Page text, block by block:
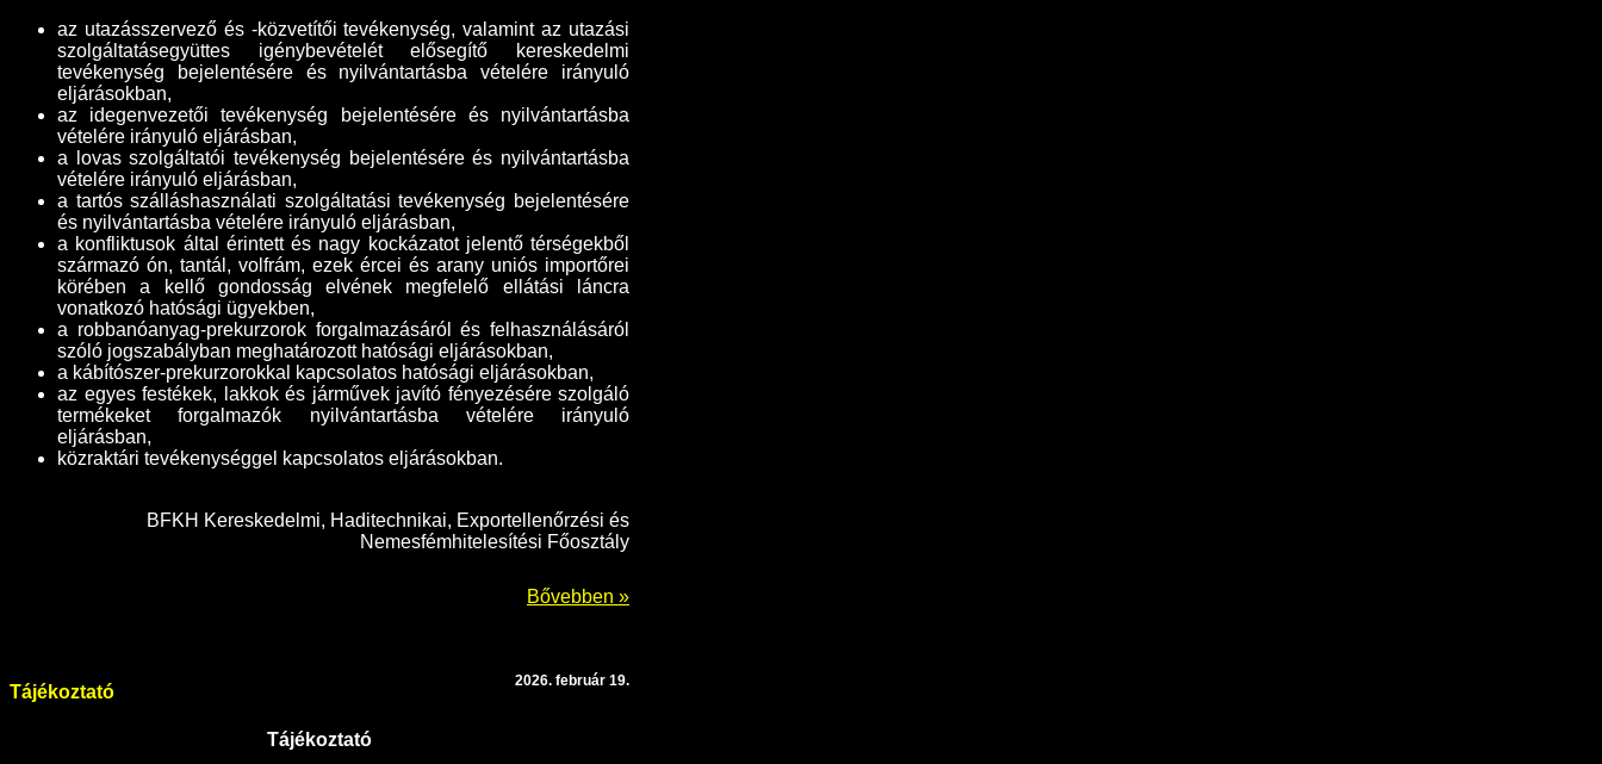
az utazásszervező és -közvetítői tevékenység, valamint az utazási
szolgáltatásegyüttes igénybevételét elősegítő kereskedelmi
tevékenység bejelentésére és nyilvántartásba vételére irányuló
eljárásokban,
az idegenvezetői tevékenység bejelentésére és nyilvántartásba
vételére irányuló eljárásban,
a lovas szolgáltatói tevékenység bejelentésére és nyilvántartásba
vételére irányuló eljárásban,
a tartós szálláshasználati szolgáltatási tevékenység bejelentésére
és nyilvántartásba vételére irányuló eljárásban,
a konfliktusok által érintett és nagy kockázatot jelentő térségekből
származó ón, tantál, volfrám, ezek ércei és arany uniós importőrei
körében a kellő gondosság elvének megfelelő ellátási láncra
vonatkozó hatósági ügyekben,
a robbanóanyag-prekurzorok forgalmazásáról és felhasználásáról
szóló jogszabályban meghatározott hatósági eljárásokban,
a kábítószer-prekurzorokkal kapcsolatos hatósági eljárásokban,
az egyes festékek, lakkok és járművek javító fényezésére szolgáló
termékeket forgalmazók nyilvántartásba vételére irányuló
eljárásban,
közraktári tevékenységgel kapcsolatos eljárásokban.
BFKH Kereskedelmi, Haditechnikai, Exportellenőrzési és
Nemesfémhitelesítési Főosztály
Bővebben »
2026. február 19.
Tájékoztató
Tájékoztató